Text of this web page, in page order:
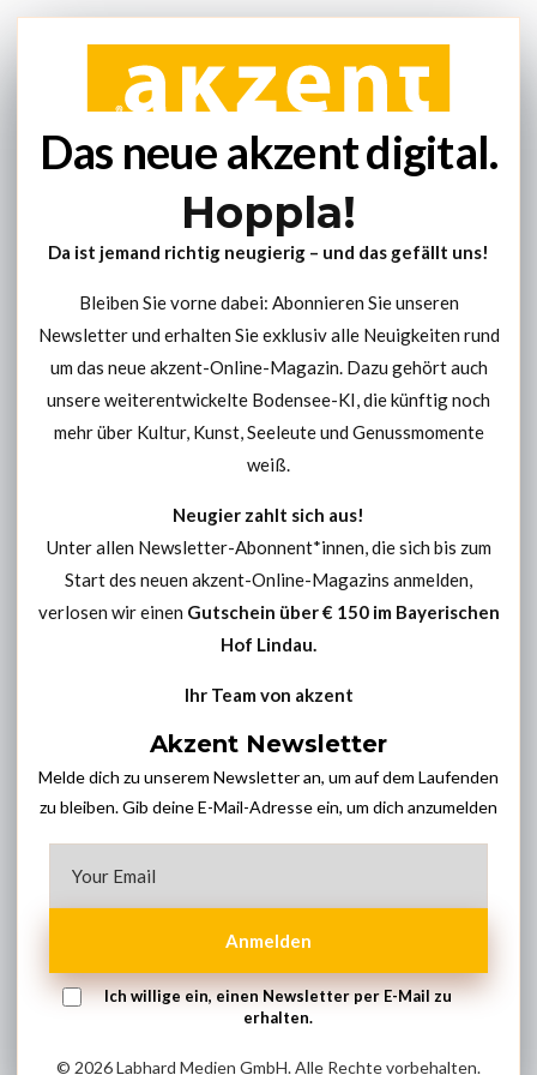
Das neue akzent digital.
Hoppla!
Da ist jemand richtig neugierig – und das gefällt uns!
Bleiben Sie vorne dabei: Abonnieren Sie unseren
Newsletter und erhalten Sie exklusiv alle Neuigkeiten rund
um das neue akzent-Online-Magazin. Dazu gehört auch
unsere weiterentwickelte Bodensee-KI, die künftig noch
mehr über Kultur, Kunst, Seeleute und Genussmomente
weiß.
Neugier zahlt sich aus!
Unter allen Newsletter-Abonnent*innen, die sich bis zum
Start des neuen akzent-Online-Magazins anmelden,
verlosen wir einen Gutschein über € 150 im Bayerischen
Hof Lindau.
Ihr Team von akzent
Akzent Newsletter
Melde dich zu unserem Newsletter an, um auf dem Laufenden
zu bleiben. Gib deine E-Mail-Adresse ein, um dich anzumelden
Ich willige ein, einen Newsletter per E-Mail zu
erhalten.
Anmelden
© 2026 Labhard Medien GmbH. Alle Rechte vorbehalten.